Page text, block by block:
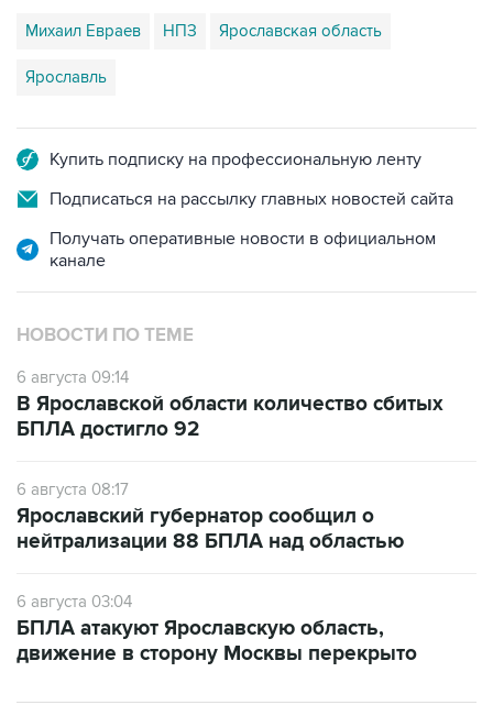
Михаил Евраев НПЗ Ярославская область
Ярославль
Купить подписку на профессиональную ленту
Подписаться на рассылку главных новостей сайта
Получать оперативные новости в официальном
канале
НОВОСТИ ПО ТЕМЕ
6 августа 09:14
В Ярославской области количество сбитых
БПЛА достигло 92
6 августа 08:17
Ярославский губернатор сообщил о
нейтрализации 88 БПЛА над областью
6 августа 03:04
БПЛА атакуют Ярославскую область,
движение в сторону Москвы перекрыто